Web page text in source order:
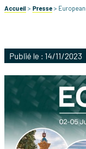
Accueil > Presse>
Publié le : 14/11/2023